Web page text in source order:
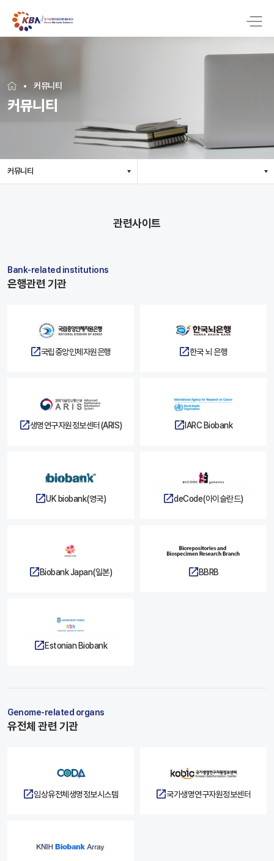
커뮤니티
커뮤니티
커뮤니티
관련사이트
Bank-related institutions
은행관련 기관
국립중앙인체자원은행 한국 뇌 은행
생명연구자원정보센터(ARIS) IARC Biobank
UK biobank(영국) deCode(아이슬란드)
Biobank Japan(일본) BBRB
Estonian Biobank
Genome-related organs
유전체 관련 기관
임상유전체생명정보시스템 국가생명연구자원정보센터